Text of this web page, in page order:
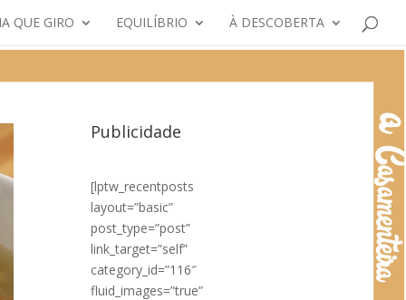
QUE GIRO EQUILÍBRIO À DESCOBERTA
Publicidade
[lptw_recentposts
layout=”basic”
post_type=”post”
link_target=”self”
category_id=”116″
fluid_images=”true”